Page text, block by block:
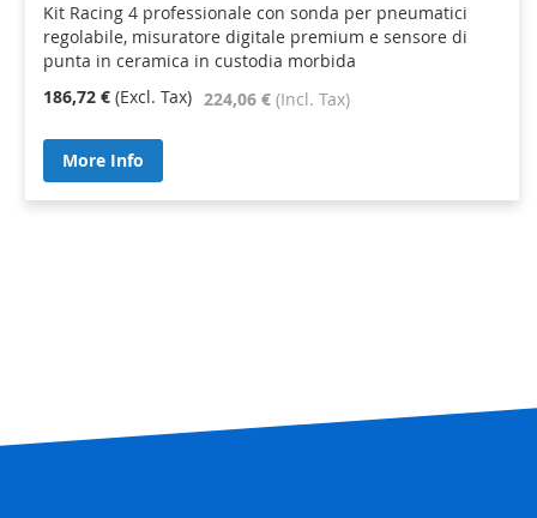
Kit Racing 4 professionale con sonda per pneumatici
regolabile, misuratore digitale premium e sensore di
punta in ceramica in custodia morbida
224,06 €
186,72 €
More Info